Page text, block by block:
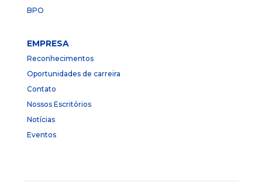
BPO
EMPRESA
Reconhecimentos
Oportunidades de carreira
Contato
Nossos Escritórios
Notícias
Eventos